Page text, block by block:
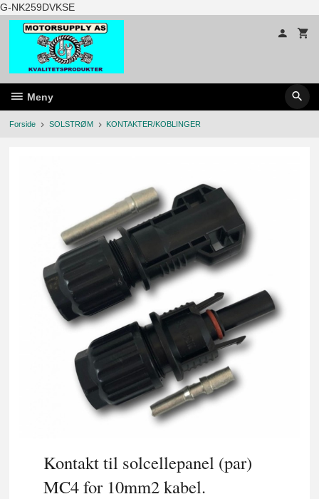
G-NK259DVKSEGå
til
innholdet
Meny
Forside SOLSTRØM KONTAKTER/KOBLINGER
Kontakt til solcellepanel (par)
MC4 for 10mm2 kabel.